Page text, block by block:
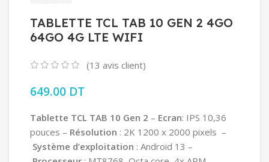
TABLETTE TCL TAB 10 GEN 2 4GO
64GO 4G LTE WIFI
(13 avis client)
649.00 DT
Tablette TCL TAB 10 Gen 2 – Ecran: IPS 10,36
pouces – Résolution : 2K 1200 x 2000 pixels –
Système d’exploitation : Android 13 –